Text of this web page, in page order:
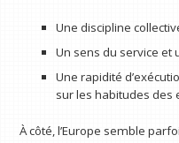
Une discipline
Un sens du service et
Une rapidité
sur les habitudes des
À côté, l’Europe semble